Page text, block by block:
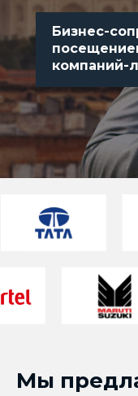
Бизнес-
компаний-
Мы